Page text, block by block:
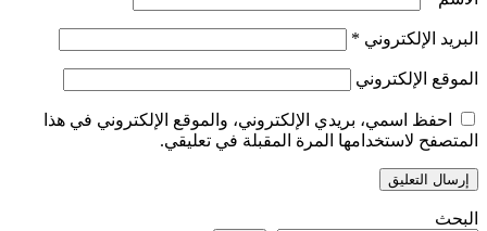
البريد الإلكتروني *
الموقع الإلكتروني
احفظ اسمي، بريدي الإلكتروني، والموقع الإلكتروني في هذا
المتصفح لاستخدامها المرة المقبلة في تعليقي.
البحث